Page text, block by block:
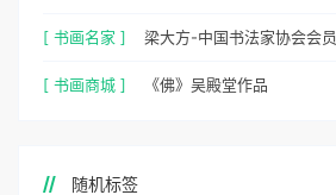
[ 书画名家 ] 梁大方-中国书法家协会会员
[ 书画商城 ] 《佛》吴殿堂作品
随机标签